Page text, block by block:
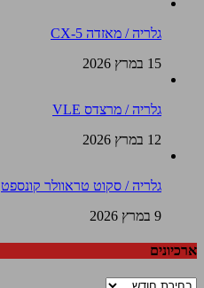
גלריה / מאזדה CX-5
15 במרץ 2026
גלריה / מרצדס VLE
12 במרץ 2026
גלריה / סקוט טראוולר קונספט
9 במרץ 2026
ארכיונים
ארכיונים